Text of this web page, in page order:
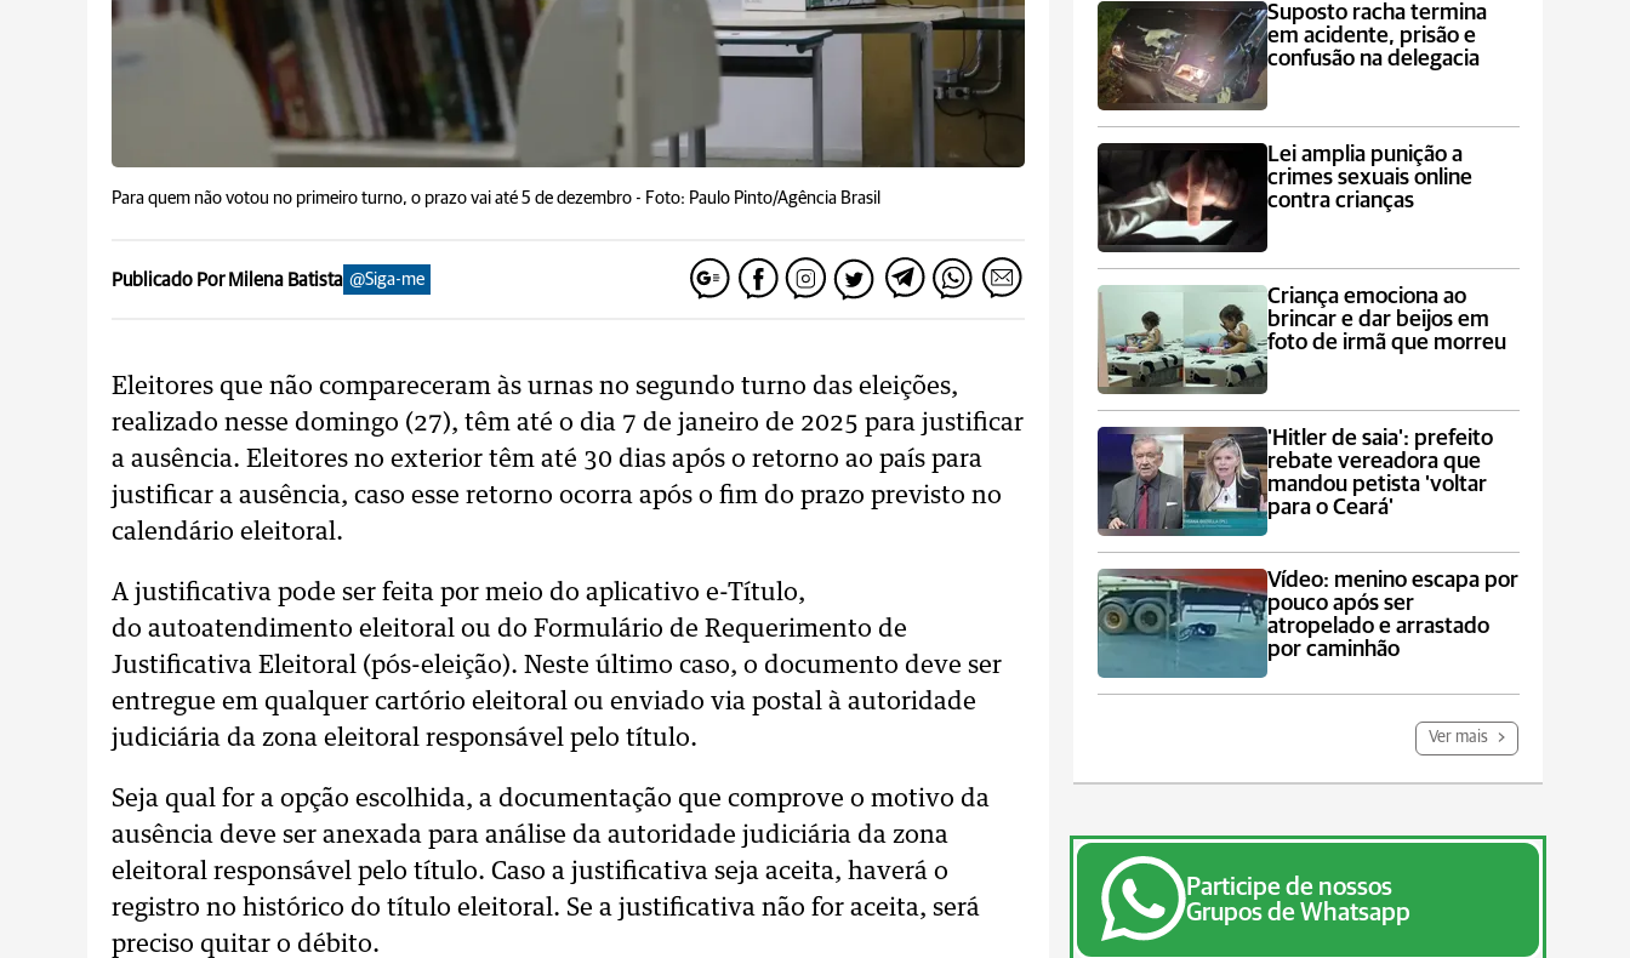
Para quem não votou no primeiro turno, o prazo vai até 5 de dezembro - Foto: Paulo Pinto/Agência Brasil
Publicado Por Milena Batista @Siga-me
Eleitores que não compareceram às urnas no segundo turno das eleições,
realizado nesse domingo (27), têm até o dia 7 de janeiro de 2025 para justificar
a ausência. Eleitores no exterior têm até 30 dias após o retorno ao país para
justificar a ausência, caso esse retorno ocorra após o fim do prazo previsto no
calendário eleitoral.
A justificativa pode ser feita por meio do aplicativo e-Título,
do autoatendimento eleitoral ou do Formulário de Requerimento de
Justificativa Eleitoral (pós-eleição). Neste último caso, o documento deve ser
entregue em qualquer cartório eleitoral ou enviado via postal à autoridade
judiciária da zona eleitoral responsável pelo título.
Seja qual for a opção escolhida, a documentação que comprove o motivo da
ausência deve ser anexada para análise da autoridade judiciária da zona
eleitoral responsável pelo título. Caso a justificativa seja aceita, haverá o
registro no histórico do título eleitoral. Se a justificativa não for aceita, será
preciso quitar o débito.
Suposto racha termina
em acidente, prisão e
confusão na delegacia
Lei amplia punição a
crimes sexuais online
contra crianças
Criança emociona ao
brincar e dar beijos em
foto de irmã que morreu
'Hitler de saia': prefeito
rebate vereadora que
mandou petista 'voltar
para o Ceará'
Vídeo: menino escapa por
pouco após ser
atropelado e arrastado
por caminhão
Ver mais
Participe de nossos
Grupos de Whatsapp